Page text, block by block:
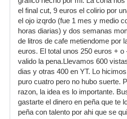
el final cut, 9 euros el colirio por
el ojo izqrdo (fue 1 mes y medio
horas diarias) y dos semanas
de litros de cafe metiendome por
euros. El total unos 250 euros + o
valido la pena.Llevamos 600
dias y otras 400 en YT. Lo
puro cuatro pero no hubo suerte.
razon, la idea es lo importante.
gastarte el dinero en peña que te
peña con talento por ahi que se